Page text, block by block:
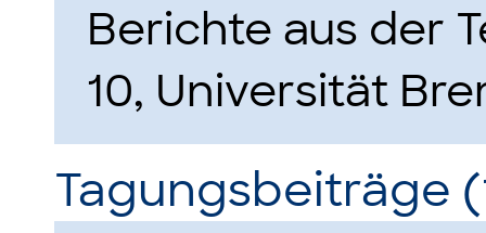
Berichte aus der
10, Universität
Tagungsbeiträge